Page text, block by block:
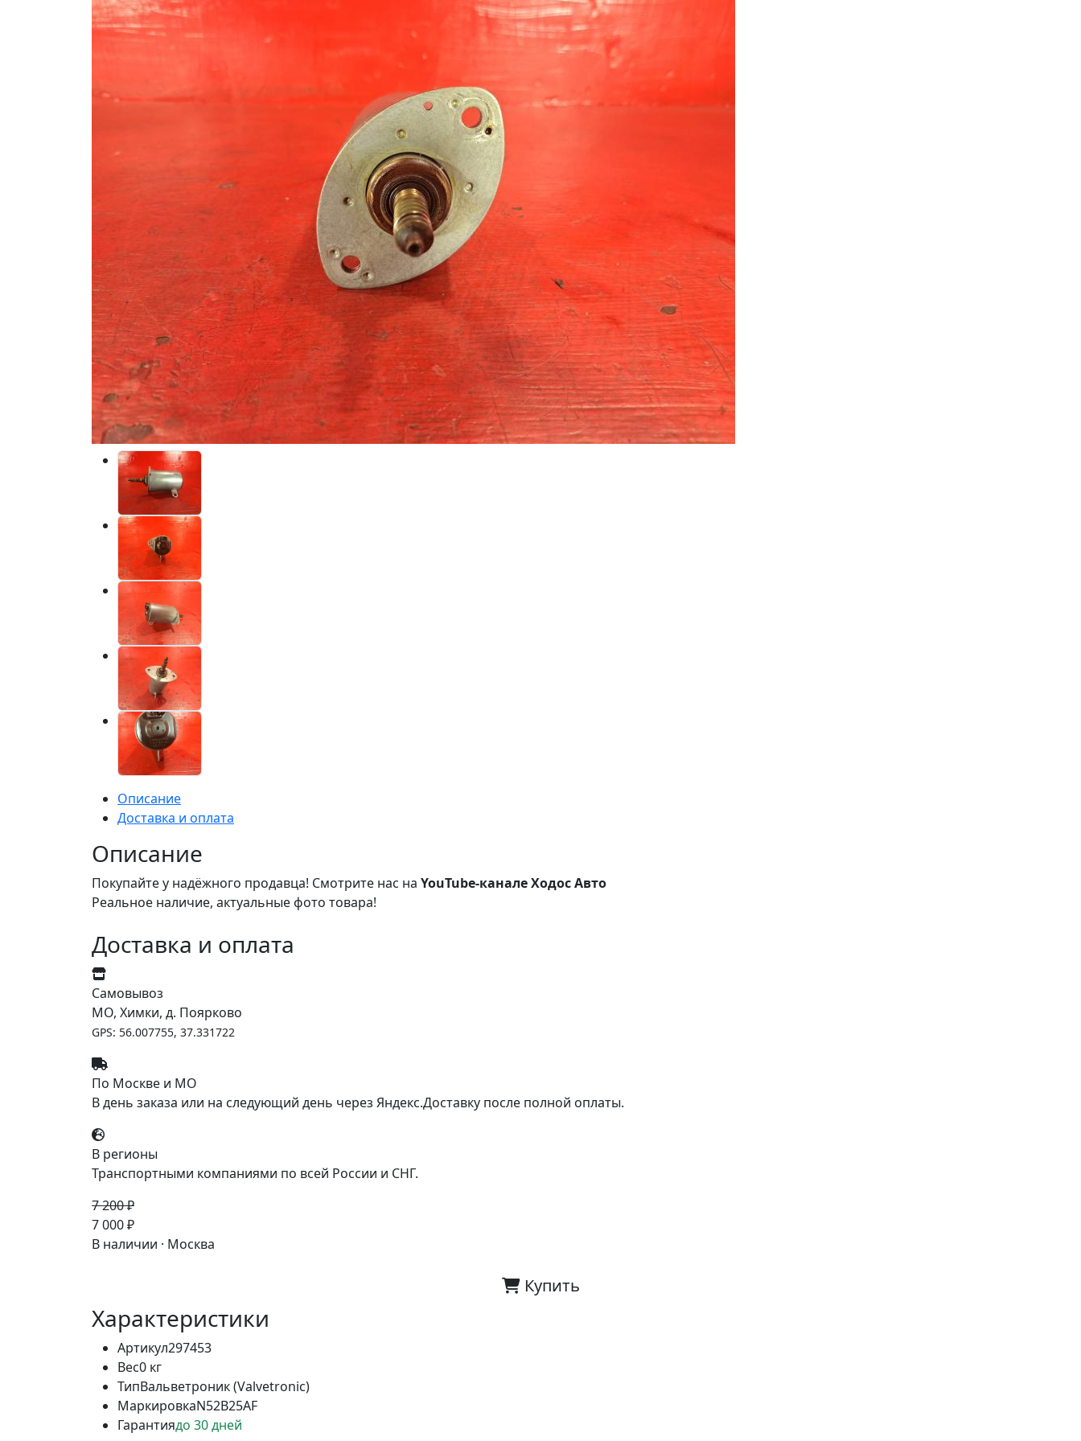
Описание
Доставка и оплата
Описание
Покупайте у надёжного продавца! Смотрите нас на YouTube-канале Ходос Авто
Реальное наличие, актуальные фото товара!
Доставка и оплата
Самовывоз
МО, Химки, д. Поярково
GPS: 56.007755, 37.331722
По Москве и МО
В день заказа или на следующий день через Яндекс.Доставку после полной оплаты.
В регионы
Транспортными компаниями по всей России и СНГ.
7 200 ₽
7 000 ₽
В наличии · Москва
Купить
Характеристики
Артикул297453
Вес0 кг
ТипВальветроник (Valvetronic)
МаркировкаN52B25AF
Гарантиядо 30 дней